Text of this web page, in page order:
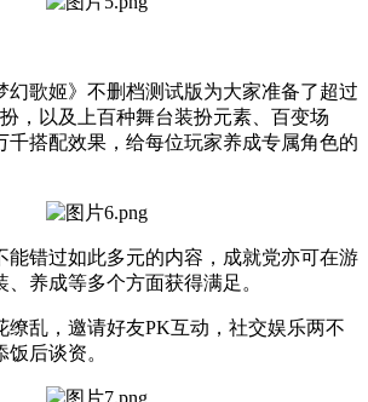
幻歌姬》不删档测试版为大家准备了超过
，以及上百种舞台装扮元素、百变场
千搭配效果，给每位玩家养成专属角色的
能错过如此多元的内容，成就党亦可在游
养成等多个方面获得满足。
缭乱，邀请好友PK互动，社交娱乐两不
后谈资。